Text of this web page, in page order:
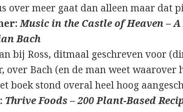
over meer gaat dan alleen maar dat
Music in the Castle of Heaven –
Bach
bij Ross, ditmaal geschreven voor
over Bach (en de man weet waarover
boek stond overal heel hoog
Thrive Foods – 200 Plant-Based